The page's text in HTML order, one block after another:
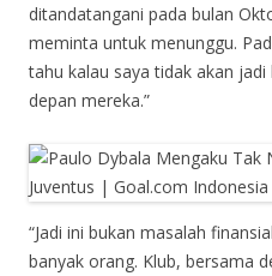
ditandatangani pada bulan
meminta untuk menunggu.
tahu kalau saya tidak akan
depan mereka.”
“Jadi ini bukan masalah
banyak orang. Klub, bersama